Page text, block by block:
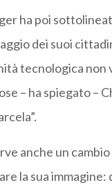
ha poi
dei suoi
tecnologica non
– ha spiegato –
anche un
la sua